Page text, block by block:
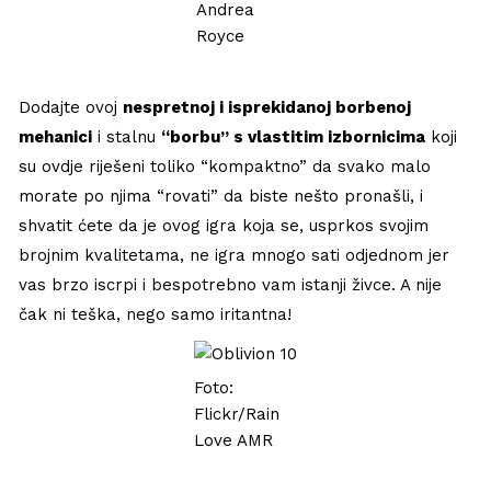
Andrea
Royce
Dodajte ovoj nespretnoj i isprekidanoj borbenoj
mehanici i stalnu “borbu” s vlastitim izbornicima koji
su ovdje riješeni toliko “kompaktno” da svako malo
morate po njima “rovati” da biste nešto pronašli, i
shvatit ćete da je ovog igra koja se, usprkos svojim
brojnim kvalitetama, ne igra mnogo sati odjednom jer
vas brzo iscrpi i bespotrebno vam istanji živce. A nije
čak ni teška, nego samo iritantna!
Foto:
Flickr/Rain
Love AMR